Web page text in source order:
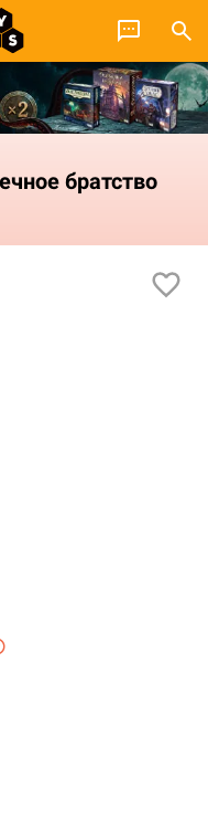
братство